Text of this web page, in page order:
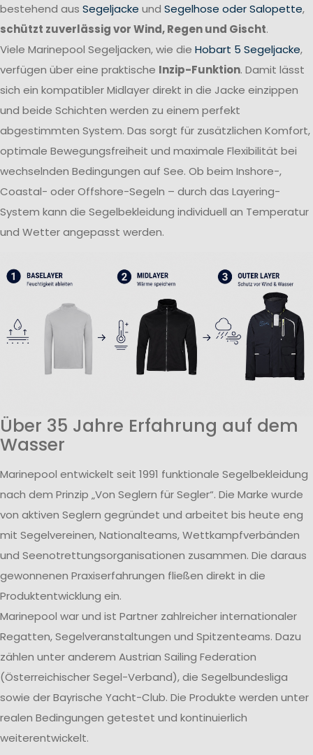
bestehend aus Segeljacke und Segelhose oder Salopette,
schützt zuverlässig vor Wind, Regen und Gischt.
Viele Marinepool Segeljacken, wie die Hobart 5 Segeljacke,
verfügen über eine praktische Inzip-Funktion. Damit lässt
sich ein kompatibler Midlayer direkt in die Jacke einzippen
und beide Schichten werden zu einem perfekt
abgestimmten System. Das sorgt für zusätzlichen Komfort,
optimale Bewegungsfreiheit und maximale Flexibilität bei
wechselnden Bedingungen auf See. Ob beim Inshore-,
Coastal- oder Offshore-Segeln – durch das Layering-
System kann die Segelbekleidung individuell an Temperatur
und Wetter angepasst werden.
Über 35 Jahre Erfahrung auf dem
Wasser
Marinepool entwickelt seit 1991 funktionale Segelbekleidung
nach dem Prinzip „Von Seglern für Segler“. Die Marke wurde
von aktiven Seglern gegründet und arbeitet bis heute eng
mit Segelvereinen, Nationalteams, Wettkampfverbänden
und Seenotrettungsorganisationen zusammen. Die daraus
gewonnenen Praxiserfahrungen fließen direkt in die
Produktentwicklung ein.
Marinepool war und ist Partner zahlreicher internationaler
Regatten, Segelveranstaltungen und Spitzenteams. Dazu
zählen unter anderem Austrian Sailing Federation
(Österreichischer Segel-Verband), die Segelbundesliga
sowie der Bayrische Yacht-Club. Die Produkte werden unter
realen Bedingungen getestet und kontinuierlich
weiterentwickelt.